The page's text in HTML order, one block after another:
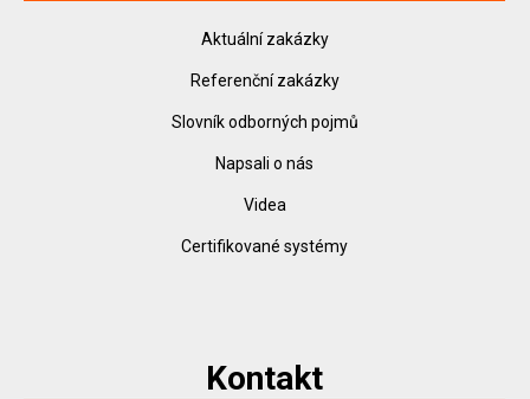
Aktuální zakázky
Referenční zakázky
Slovník odborných pojmů
Napsali o nás
Videa
Certifikované systémy
Kontakt